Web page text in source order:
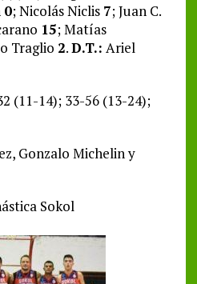
0; Nicolás Niclis 7; Juan C.
15; Matías
Traglio 2.D.T.: Ariel
(11-14); 33-56 (13-24);
Gonzalo Michelin y
Sokol